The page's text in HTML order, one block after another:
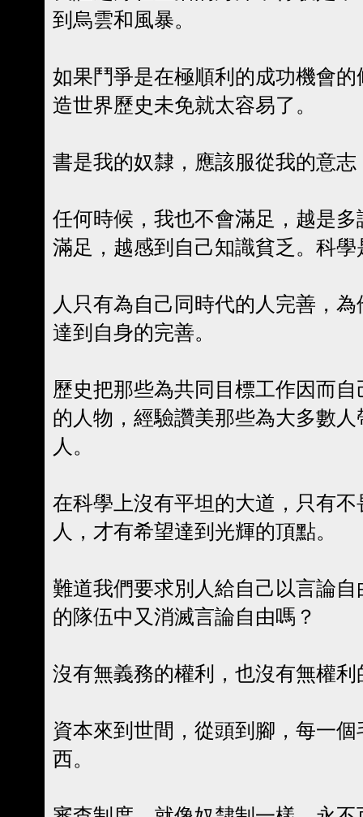
到烏雲和風暴。
如果鬥爭是在極順利的成功機會
造世界歷史未免就太容易了。
書是我的奴隸，應該服從我的意
任何時候，我也不會滿足，越是
滿足，越感到自己知識貧乏。科
人只有為自己同時代的人完善，
達到自身的完善。
歷史把那些為共同目標工作因而
的人物，經驗讚美那些為大多數
人。
在科學上沒有平坦的大道，只有
人，才有希望達到光輝的頂點。
難道我們要求別人給自己以言論
的隊伍中又消滅言論自由嗎？
沒有無義務的權利，也沒有無權利
資本來到世間，從頭到腳，每一
西。